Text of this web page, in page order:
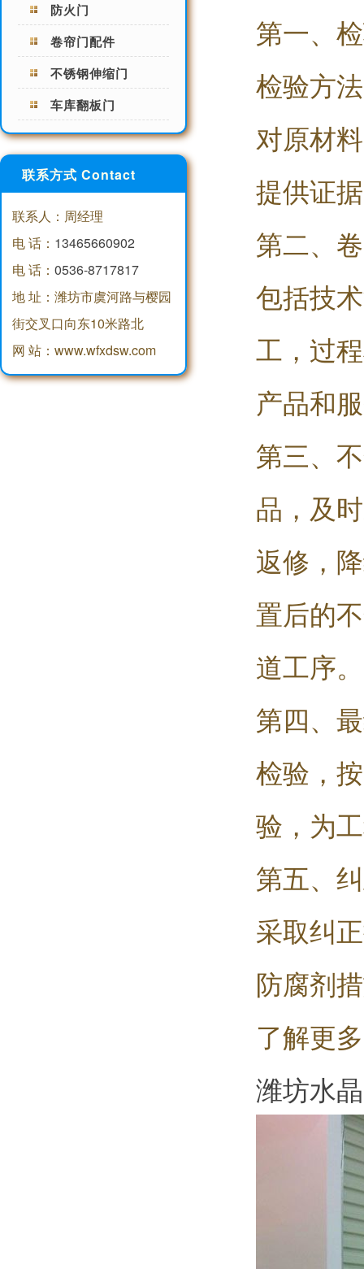
防火门
卷帘门配件
不锈钢伸缩门
车库翻板门
联系方式 Contact
联系人：周经理
电 话： 13465660902
电 话： 0536-8717817
地 址：潍坊市虞河路与樱园
街交叉口向东10米路北
网 站：www.wfxdsw.com
第一、
检验方
对原材
提供证
第二、
包括技
工，过
产品和
第三、
品，及
返修，
置后的
道工序。
第四、
检验，
验，为
第五、
采取纠
防腐剂
了解更
潍坊水